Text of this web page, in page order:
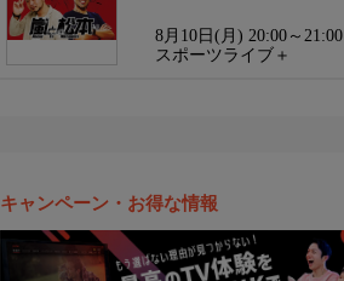
8月10日(月) 20:00～21:00
スポーツライブ＋
キャンペーン・お得な情報